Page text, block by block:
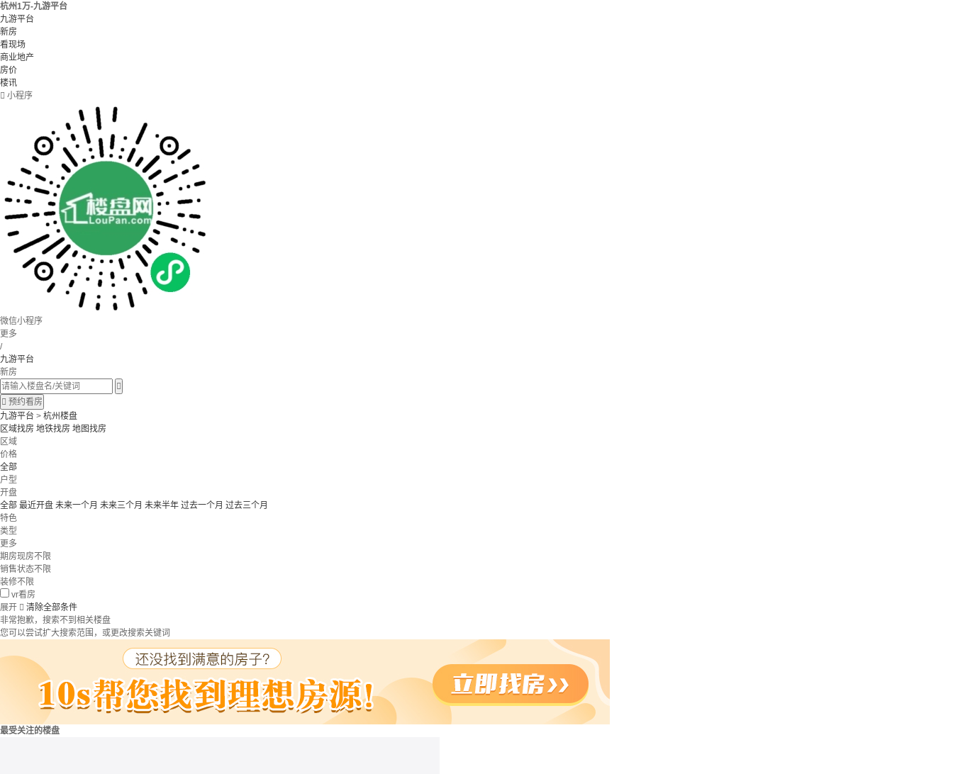
杭州1万-九游平台
九游平台
新房
看现场
商业地产
房价
楼讯
 小程序
微信小程序
更多
/
九游平台
新房

 预约看房
九游平台 > 杭州楼盘
区域找房 地铁找房 地图找房
区域
价格
全部
户型
开盘
全部 最近开盘 未来一个月 未来三个月 未来半年 过去一个月 过去三个月
特色
类型
更多
期房现房不限
销售状态不限
装修不限
vr看房
展开  清除全部条件
非常抱歉，搜索不到相关楼盘
您可以尝试扩大搜索范围，或更改搜索关键词
最受关注的楼盘